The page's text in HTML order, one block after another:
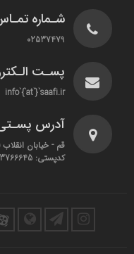
شـماره
02537479
پسـت
info`{`at`}`saafi.ir
آدرس
کدپستی: 3713766645